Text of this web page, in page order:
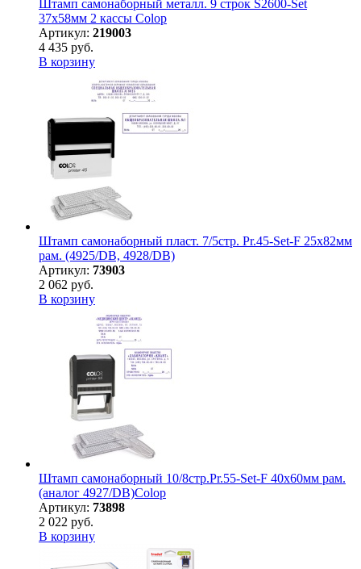
Штамп самонаборный металл. 9 строк S2600-Set
37х58мм 2 кассы Colop
Артикул: 219003
4 435 руб.
В корзину
Штамп самонаборный пласт. 7/5стр. Pr.45-Set-F 25х82мм
рам. (4925/DB, 4928/DB)
Артикул: 73903
2 062 руб.
В корзину
Штамп самонаборный 10/8стр.Pr.55-Set-F 40х60мм рам.
(аналог 4927/DB)Colop
Артикул: 73898
2 022 руб.
В корзину